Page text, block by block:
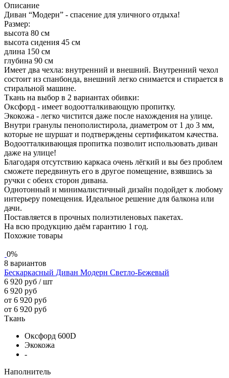
Описание
Диван “Модерн” - спасение для уличного отдыха!
Размер:
высота 80 см
высота сидения 45 см
длина 150 см
глубина 90 см
Имеет два чехла: внутренний и внешний. Внутренний чехол
состоит из спанбонда, внешний легко снимается и стирается в
стиральной машине.
Ткань на выбор в 2 вариантах обивки:
Оксфорд - имеет водоотталкивающую пропитку.
Экокожа - легко чистится даже после нахождения на улице.
Внутри гранулы пенополистирола, диаметром от 1 до 3 мм,
которые не шуршат и подтверждены сертификатом качества.
Водоотталкивающая пропитка позволит использовать диван
даже на улице!
Благодаря отсутствию каркаса очень лёгкий и вы без проблем
сможете передвинуть его в другое помещение, взявшись за
ручки с обеих сторон дивана.
Однотонный и минималистичный дизайн подойдет к любому
интерьеру помещения. Идеальное решение для балкона или
дачи.
Поставляется в прочных полиэтиленовых пакетах.
На всю продукцию даём гарантию 1 год.
Похожие товары
0%
8 вариантов
Бескаркасный Диван Модерн Светло-Бежевый
6 920 руб / шт
6 920 руб
от 6 920 руб
от 6 920 руб
Ткань
Оксфорд 600D
Экокожа
-
Наполнитель